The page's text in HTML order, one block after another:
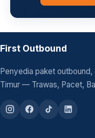
First Outbound
Penyedia paket
Timur — Trawas, Pacet,